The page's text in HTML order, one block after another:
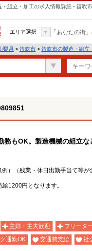
組立・加工の求人情報詳細 - 笛吹
エリア選択 「あなたの街
梨県 > 笛吹市 > 笛吹市の製造・組立
務もOK。製造機械の組立な
）（残業・休日出勤手当て等が
1200円となります。
主婦・主夫歓迎 フリータ
通勤OK 交通費支給 社